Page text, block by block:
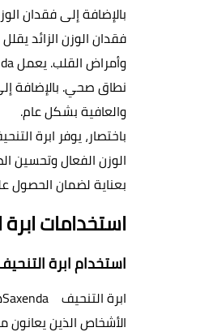
بالإضافة إلى فقدان
وأمراض القلب. يعمل
والعافية بشكل عام.
باختصار، يوفر ابرة
بعناية لضمان الحصول
استخدامات
استخدام ابرة
ابرة التنحيف Saxenda
الأشخاص الذين